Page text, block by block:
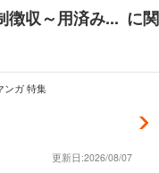
徴収～用済み... に関
ンガ 特集
更新日:2026/08/07